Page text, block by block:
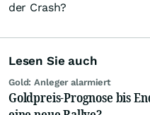
der Crash?
Lesen Sie auch
Gold: Anleger alarmiert
Goldpreis-Prognose bis